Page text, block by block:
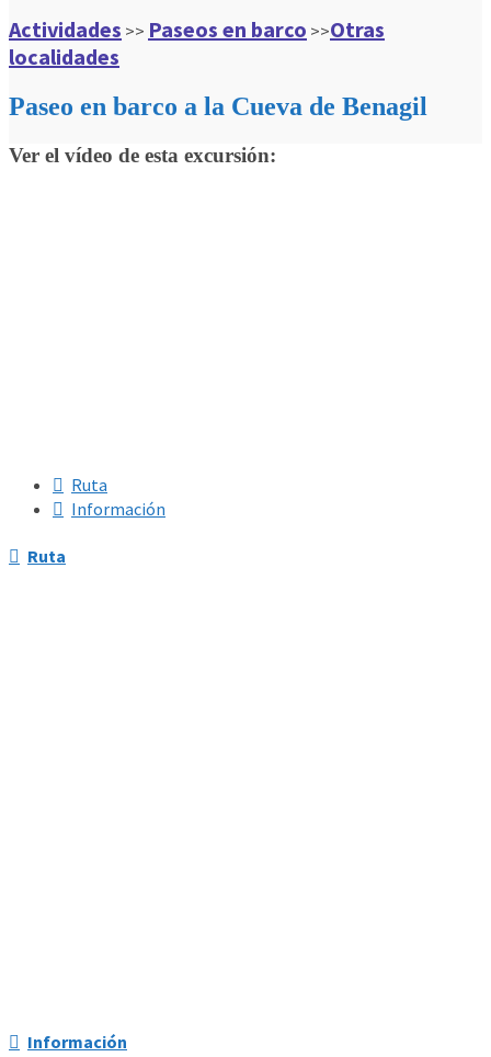
Actividades >> Paseos en barco >>Otras
localidades
Paseo en barco a la Cueva de Benagil
Ver el vídeo de esta excursión:
Ruta
Información
Ruta
Información